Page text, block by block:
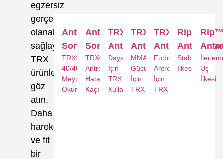
egzersiz
gerçekleştirmenize
olanak
sağlayan
TRX
ürünlerine
göz
atın.
Daha
hareketli
ve fit
bir
Antrenöre
Sor
TRX®
40/40
Meydan
Okuması
Antrenöre
Sor
TRX®
Antrenman
Hatalarından
Kaçınma
TRX®
Antrenmanı
Dayanıklılık
İçin
TRX
Kullanımı
TRX®
Antrenmanı
MMA
Gücü
İçin
TRX
TRX®
Antrenmanı
Futbol
Antrenmanları
İçin
TRX
Rip™
Stabilite
İlkesi
Rip™
Üç
İlkesi